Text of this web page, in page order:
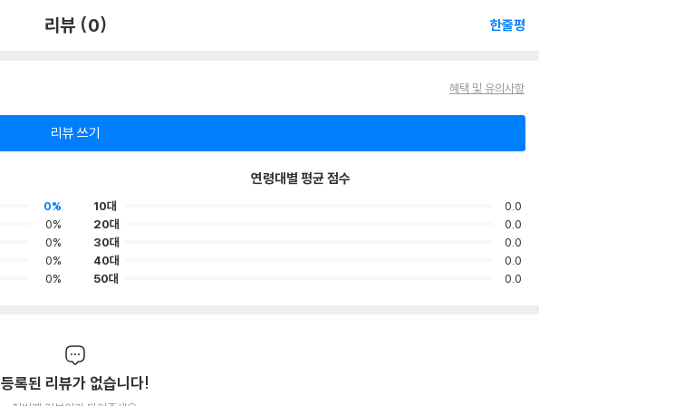
리뷰 (0) 한줄평
혜택 및 유의사항
리뷰 쓰기
0%
0%
0%
0%
0%
연령대별 평균 점수
10대
0.0
20대
0.0
30대
0.0
40대
0.0
50대
0.0
등록된 리뷰가 없습니다!